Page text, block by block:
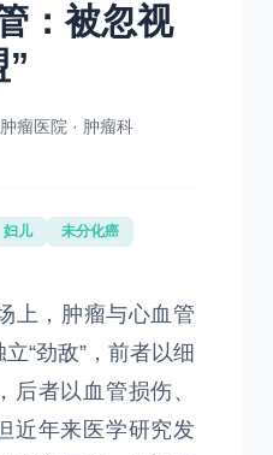
：被忽视
瘤医院 · 肿瘤科
妇儿 未分化癌
，肿瘤与心血管
“劲敌”，前者以细
后者以血管损伤、
近年来医学研究发